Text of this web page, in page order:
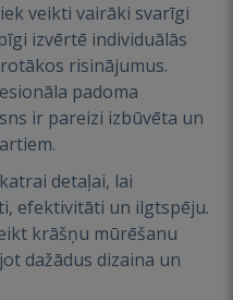
veikti vairāki svarīgi
izvērtē individuālās
risinājumus.
padoma
ir pareizi izbūvēta un
detaļai, lai
efektivitāti un ilgtspēju.
krāšņu mūrēšanu
dažādus dizaina un